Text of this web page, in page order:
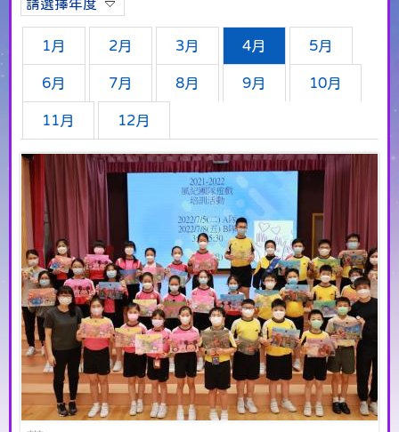
請選擇年度
1月 2月 3月 4月 5月
6月 7月 8月 9月 10月
11月 12月